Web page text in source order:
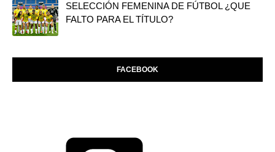
SELECCIÓN FEMENINA DE FÚTBOL ¿QUE
FALTO PARA EL TÍTULO?
FACEBOOK